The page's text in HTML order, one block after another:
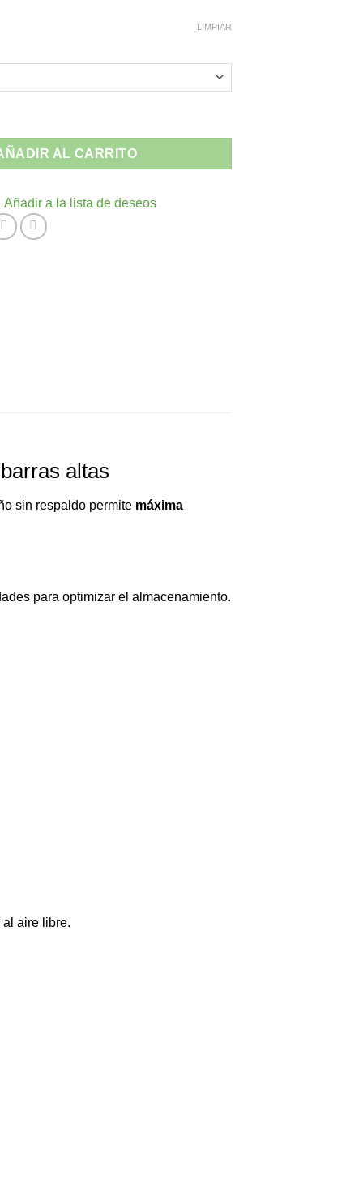
LIMPIAR
Provenza - Apilable Médula Sintética Interior y Exterior
AL CARRITO
Añadir a la lista de deseos
altas
sin respaldo permite máxima
para optimizar el almacenamiento.
aire libre.